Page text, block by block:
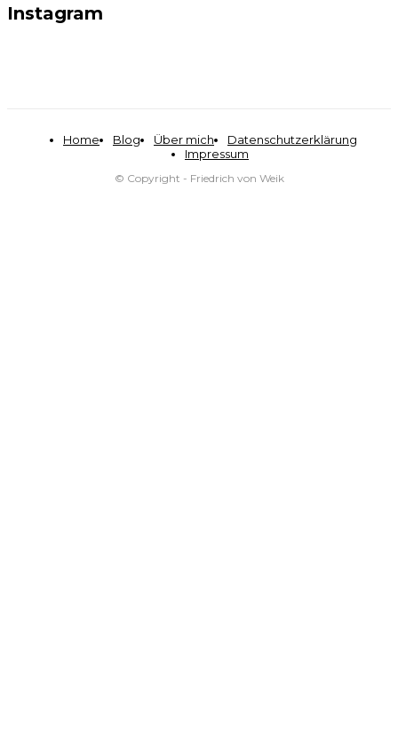
Instagram
Home Blog Über mich
Datenschutzerklärung
Impressum
© Copyright - Friedrich von Weik